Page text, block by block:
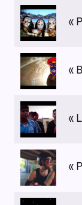
«
«
«
«